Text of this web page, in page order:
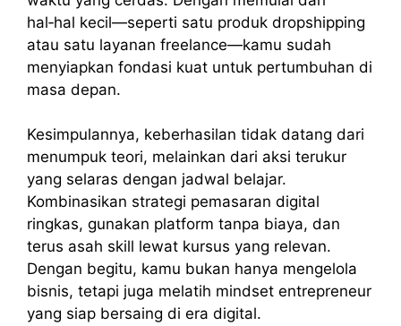
hal‑hal kecil—seperti satu produk dropshipping
atau satu layanan freelance—kamu sudah
menyiapkan fondasi kuat untuk pertumbuhan di
masa depan.
Kesimpulannya, keberhasilan tidak datang dari
menumpuk teori, melainkan dari aksi terukur
yang selaras dengan jadwal belajar.
Kombinasikan strategi pemasaran digital
ringkas, gunakan platform tanpa biaya, dan
terus asah skill lewat kursus yang relevan.
Dengan begitu, kamu bukan hanya mengelola
bisnis, tetapi juga melatih mindset entrepreneur
yang siap bersaing di era digital.